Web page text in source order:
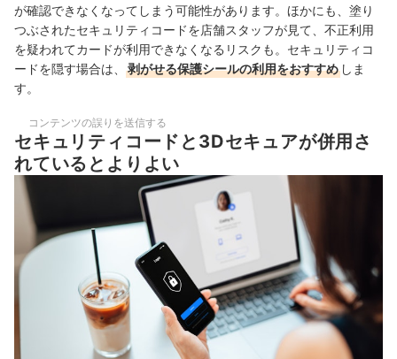
が確認できなくなってしまう可能性があります。ほかにも、塗り
つぶされたセキュリティコードを店舗スタッフが見て、不正利用
を疑われてカードが利用できなくなるリスクも。セキュリティコ
ードを隠す場合は、
剥がせる保護シールの利用をおすすめ しま
す。
コンテンツの誤りを送信する
セキュリティコードと3Dセキュアが併用さ
れているとよりよい